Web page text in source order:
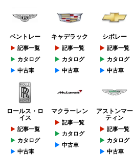
ベントレー
記事一覧
カタログ
中古車
キャデラック
記事一覧
カタログ
中古車
シボレー
記事一覧
カタログ
中古車
ロールス・ロ
イス
記事一覧
カタログ
中古車
マクラーレン
記事一覧
カタログ
中古車
アストンマー
ティン
記事一覧
カタログ
中古車